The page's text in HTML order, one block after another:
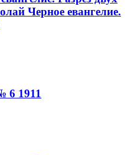
Черное евангелие.
6 1911